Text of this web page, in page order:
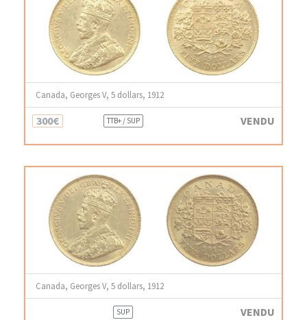
Canada, Georges V, 5 dollars, 1912
300€ TTB+ / SUP VENDU
Canada, Georges V, 5 dollars, 1912
SUP VENDU